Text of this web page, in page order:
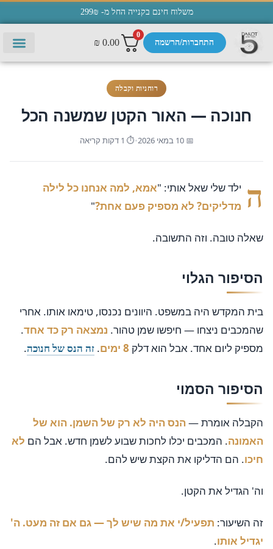
משלוח חינם בקנייה החל מ- 299₪
התחברות/הרשמה
0
0.00
₪
רוחניות וקבלה
חנוכה — האור הקטן שמשנה הכל
📅 10 במאי 2026 •⏱ 1 דקות קריאה
ה ילד שלי שאל אותי: "אמא, למה אנחנו כל לילה
מדליקים? לא מספיק פעם אחת?"
שאלה טובה. וזה התשובה.
הסיפור הגלוי
בית המקדש היה במשפט. היוונים נכנסו, טימאו אותו. אחרי
שהמכבים ניצחו — חיפשו שמן טהור. נמצאה רק כד אחד.
מספיק ליום אחד. אבל הוא דלק 8 ימים . זה הנס של חנוכה.
הסיפור הסמוי
הקבלה אומרת —הנס היה לא רק של השמן. הוא של
האמונה. המכבים יכלו לחכות שבוע לשמן חדש. אבל הם לא
חיכו. הם הדליקו את הקצת שיש להם.
וה' הגדיל את הקטן.
זה השיעור: תפעיל/י את מה שיש לך — גם אם זה מעט. ה'
יגדיל אותו.